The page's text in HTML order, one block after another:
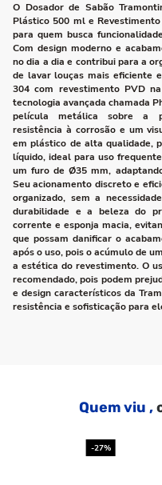
O Dosador de Sabão
Plástico 500 ml e
para quem busca
Com design moderno e
no dia a dia e contribui para a
de lavar louças mais eficiente
304 com revestimento PVD
tecnologia avançada chamada
película metálica sobre a
resistência à corrosão e um
em plástico de alta qualidade,
líquido, ideal para uso
um furo de Ø35 mm,
Seu acionamento discreto e
organizado, sem a
durabilidade e a beleza do
corrente e esponja macia,
que possam danificar o
após o uso, pois o acúmulo de
a estética do revestimento. O
recomendado, pois podem
e design característicos da
resistência e sofisticação para
Quem viu ,
-27%